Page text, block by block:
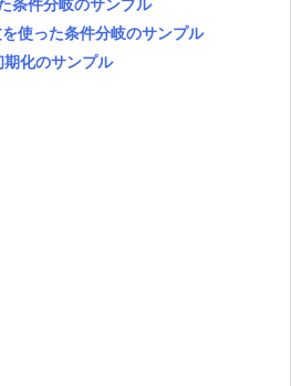
使った条件分岐のサンプル
期化のサンプル